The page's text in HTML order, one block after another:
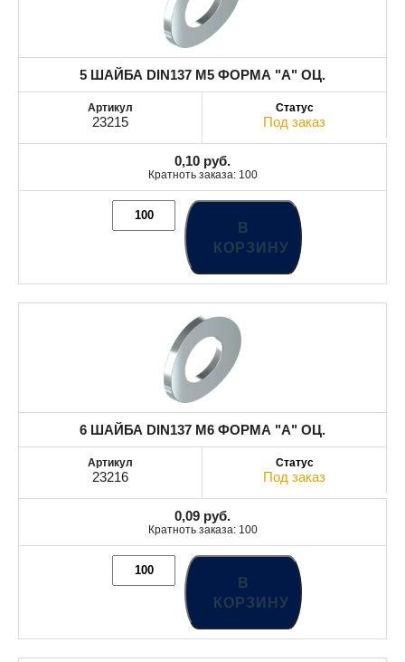
5 ШАЙБА DIN137 М5 ФОРМА "А" ОЦ.
23215 Под заказ
0,10 руб.
Кратноть заказа: 100
В
КОРЗИНУ
6 ШАЙБА DIN137 М6 ФОРМА "А" ОЦ.
23216 Под заказ
0,09 руб.
Кратноть заказа: 100
В
КОРЗИНУ